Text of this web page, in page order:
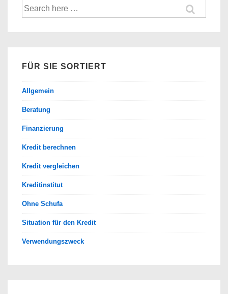
Banken
Suche
nach:
FÜR SIE SORTIERT
Allgemein
Beratung
Finanzierung
Kredit berechnen
Kredit vergleichen
Kreditinstitut
Ohne Schufa
Situation für den Kredit
Verwendungszweck